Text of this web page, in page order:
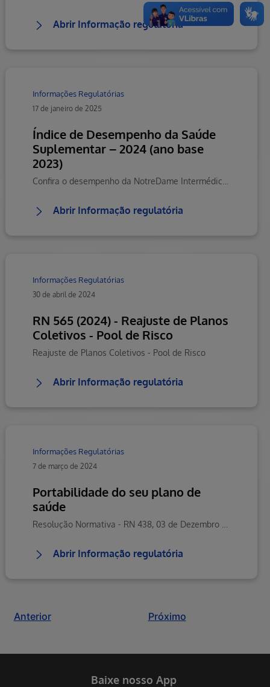
Abrir Informação regulatória
Informações Regulatórias
17 de janeiro de 2025
Índice de Desempenho da Saúde
Suplementar – 2024 (ano base
2023)
Abrir Informação regulatória
Informações Regulatórias
30 de abril de 2024
RN 565 (2024) - Reajuste de Planos
Coletivos - Pool de Risco
Reajuste de Planos Coletivos - Pool de Risco
Abrir Informação regulatória
Informações Regulatórias
7 de março de 2024
Portabilidade do seu plano de
saúde
Abrir Informação regulatória
Anterior Próximo
Baixe nosso App